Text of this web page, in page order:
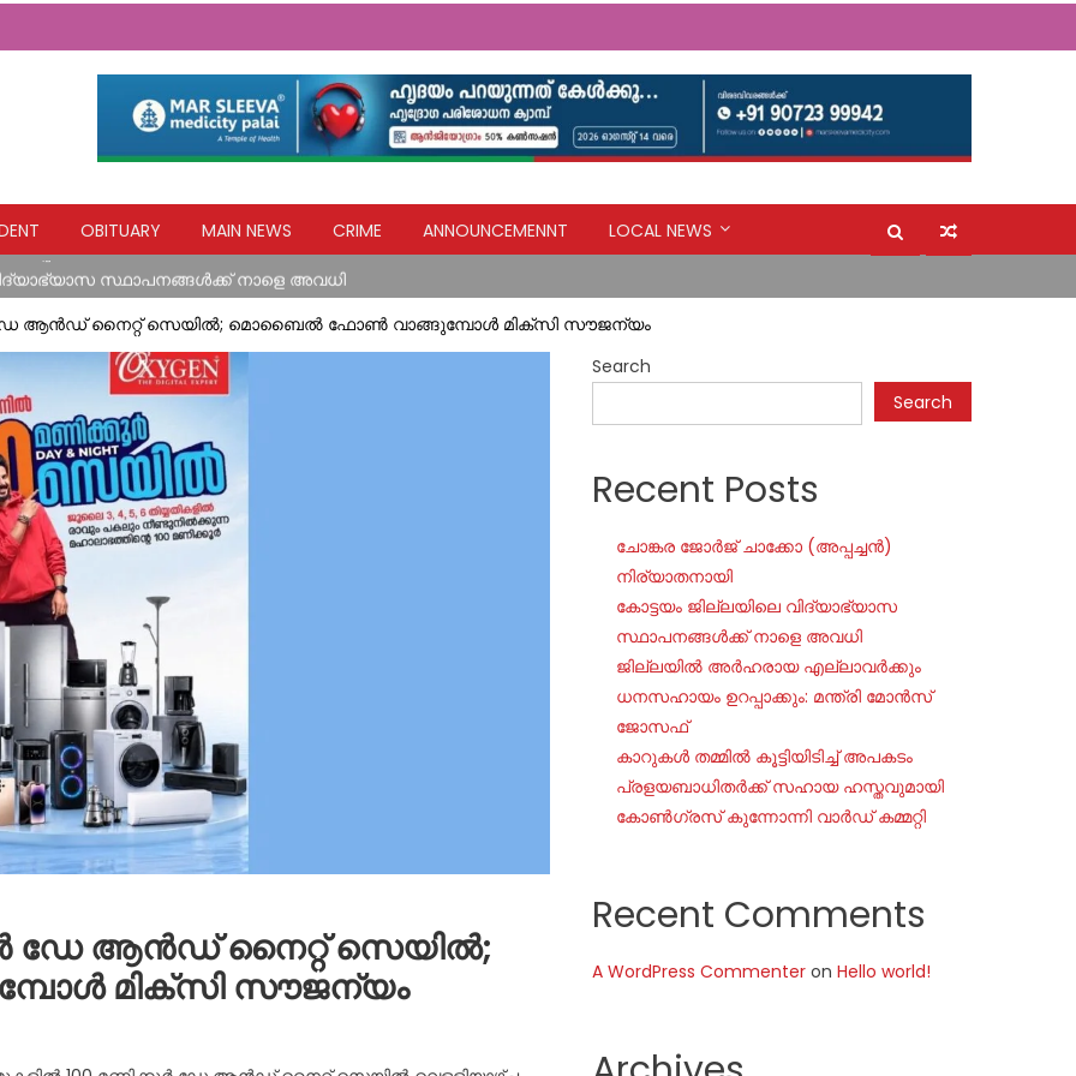
OBITUARY MAIN NEWS CRIME ANNOUNCEMENNT
LOCAL NEWS
സ്ഥാപനങ്ങൾക്ക് നാളെ അവധി
ധനസഹായം ഉറപ്പാക്കും: മന്ത്രി മോന്‍സ് ജോസഫ്
അപകടം
ഹസ്തവുമായി കോൺഗ്രസ് കുന്നോന്നി വാർഡ് കമ്മറ്റി
നിര്യാതനായി
ഡേ ആന്‍ഡ് നൈറ്റ് സെയില്‍; മൊബൈല്‍ ഫോണ്‍ വാങ്ങുമ്പോള്‍ മിക്‌സി സൗജന്യം
ഡേ ആന്‍ഡ് നൈറ്റ് സെയില്‍;
മിക്‌സി സൗജന്യം
Search
Search
Recent Posts
ചോങ്കര ജോര്‍ജ് ചാക്കോ (അപ്പച്ചന്‍)
നിര്യാതനായി
കോട്ടയം ജില്ലയിലെ വിദ്യാഭ്യാസ
സ്ഥാപനങ്ങൾക്ക് നാളെ അവധി
ജില്ലയില്‍ അര്‍ഹരായ എല്ലാവര്‍ക്കും
ധനസഹായം ഉറപ്പാക്കും: മന്ത്രി മോന്‍സ്
ജോസഫ്
കാറുകൾ തമ്മിൽ കൂട്ടിയിടിച്ച് അപകടം
പ്രളയബാധിതർക്ക് സഹായ ഹസ്തവുമായി
കോൺഗ്രസ് കുന്നോന്നി വാർഡ് കമ്മറ്റി
Recent Comments
A WordPress Commenter onHello world!